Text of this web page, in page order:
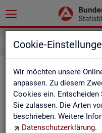
Cookie-
Wir möchten unsere
anpassen. Zu diesem
Cookies ein.
Sie zulassen. Die Arten
beschrieben. Weitere
Datenschutzerklärung.
Nut­zen Sie die
Sie haben Fra­gen zum
Sie be­nö­ti­gen auf Ihre